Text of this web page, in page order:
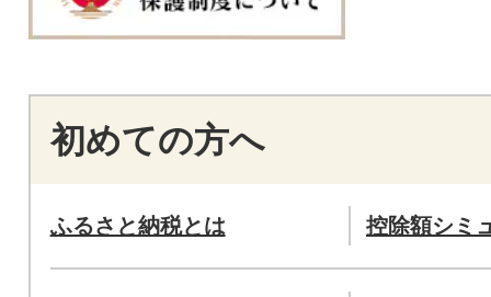
初めての方へ
ふるさと納税とは 控除額シミ